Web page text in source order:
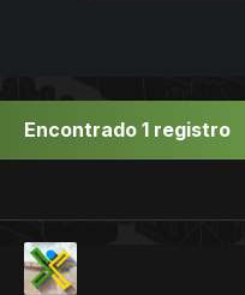
Encontrado 1 registro